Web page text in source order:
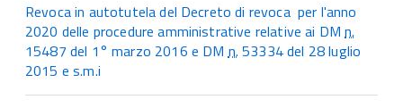
Revoca in autotutela del Decreto di revoca per l'anno
2020 delle procedure amministrative relative ai DMn.
15487 del 1° marzo 2016 e DMn. 53334 del 28 luglio
2015 e s.m.i